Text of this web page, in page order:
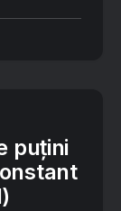
puțini